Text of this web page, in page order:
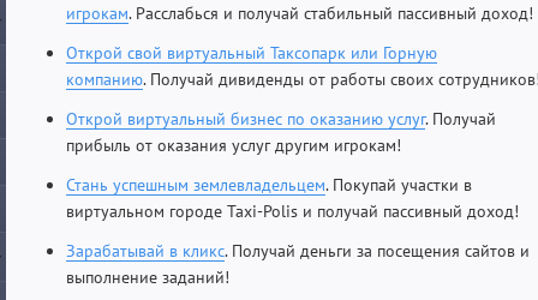
игрокам. Расслабься и получай стабильный пассивный доход!
Открой свой виртуальный Таксопарк или Горную
компанию. Получай дивиденды от работы своих
Открой виртуальный бизнес по оказанию услуг. Получай
прибыль от оказания услуг другим игрокам!
Стань успешным землевладельцем. Покупай участки в
виртуальном городе Taxi-Polis и получай пассивный доход!
Зарабатывай в кликс. Получай деньги за посещения сайтов и
выполнение заданий!